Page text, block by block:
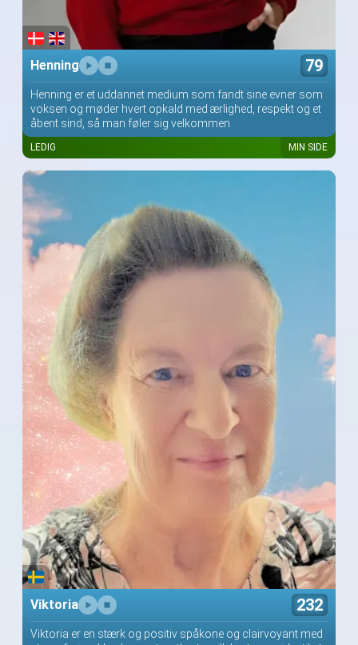
Henning 79
Henning er et uddannet medium som fandt sine evner som
voksen og møder hvert opkald med ærlighed, respekt og et
åbent sind, så man føler sig velkommen
LEDIG MIN SIDE
Viktoria 232
Viktoria er en stærk og positiv spåkone og clairvoyant med